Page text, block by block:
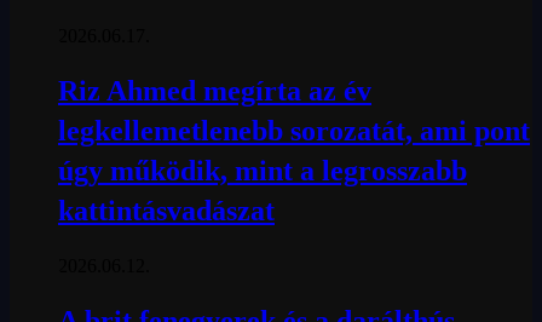
Riz Ahmed megírta az év
legkellemetlenebb sorozatát, ami pont
úgy működik, mint a legrosszabb
kattintásvadászat